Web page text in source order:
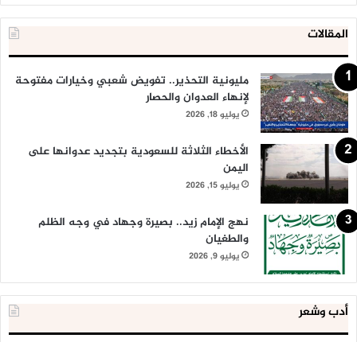
المقالات
مليونية التحذير.. تفويض شعبي وخيارات مفتوحة
لإنهاء العدوان والحصار
يوليو 18, 2026
الأخطاء الثلاثة للسعودية بتجديد عدوانها على
اليمن
يوليو 15, 2026
نهج الإمام زيد.. بصيرة وجهاد في وجه الظلم
والطغيان
يوليو 9, 2026
أدب وشعر